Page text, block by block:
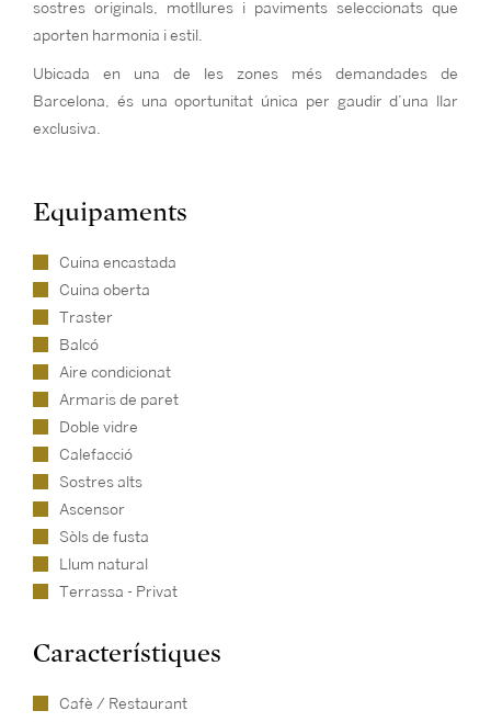
sostres originals, motllures i paviments seleccionats que
aporten harmonia i estil.
Ubicada en una de les zones més demandades de
Barcelona, és una oportunitat única per gaudir d’una llar
exclusiva.
Equipaments
Cuina encastada
Cuina oberta
Traster
Balcó
Aire condicionat
Armaris de paret
Doble vidre
Calefacció
Sostres alts
Ascensor
Sòls de fusta
Llum natural
Terrassa - Privat
Característiques
Cafè / Restaurant